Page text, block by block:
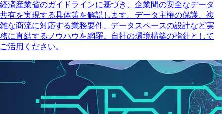
経済産業省のガイドラインに基づき、企業間の安全なデータ
共有を実現する具体策を解説します。データ主権の保護、複
雑な商流に対応する業務要件、データスペースの設計など実
務に直結するノウハウを網羅。自社の環境構築の指針として
ご活用ください。